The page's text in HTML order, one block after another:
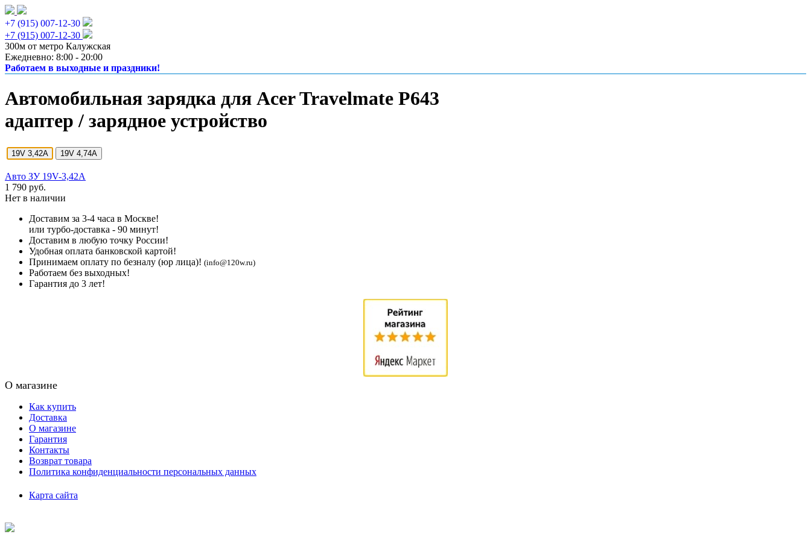
+7 (915) 007-12-30
+7 (915) 007-12-30
300м от метро Калужская
Ежедневно: 8:00 - 20:00
Работаем в выходные и праздники!
Автомобильная зарядка для Acer Travelmate P643
адаптер / зарядное устройство
19V 3,42A 19V 4,74A
Авто ЗУ 19V-3,42A
1 790 руб.
Нет в наличии
Доставим за 3-4 часа в Москве!
или турбо-доставка - 90 минут!
Доставим в любую точку России!
Удобная оплата банковской картой!
Принимаем оплату по безналу (юр лица)! (info@120w.ru)
Работаем без выходных!
Гарантия до 3 лет!
О магазине
Как купить
Доставка
О магазине
Гарантия
Контакты
Возврат товара
Политика конфиденциальности персональных данных
Карта сайта